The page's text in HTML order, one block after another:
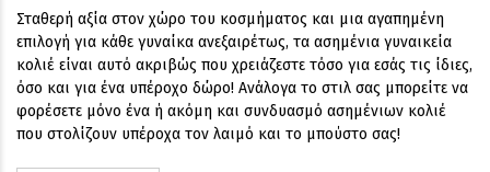
Σταθερή αξία στον χώρο του κοσμήματος και μια αγαπημένη
επιλογή για κάθε γυναίκα ανεξαιρέτως, τα ασημένια γυναικεία
κολιέ είναι αυτό ακριβώς που χρειάζεστε τόσο για εσάς τις ίδιες,
όσο και για ένα υπέροχο δώρο! Ανάλογα το στιλ σας μπορείτε να
φορέσετε μόνο ένα ή ακόμη και συνδυασμό ασημένιων κολιέ
που στολίζουν υπέροχα τον λαιμό και το μπούστο σας!